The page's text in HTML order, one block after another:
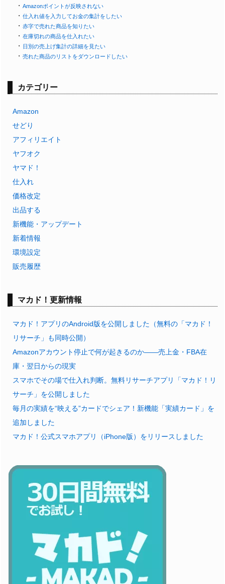
・ Amazonポイントが反映されない
・ 仕入れ値を入力してお金の集計をしたい
・ 赤字で売れた商品を知りたい
・ 在庫切れの商品を仕入れたい
・ 日別の売上げ集計の詳細を見たい
・ 売れた商品のリストをダウンロードしたい
カテゴリー
Amazon
せどり
アフィリエイト
ヤフオク
ヤマド！
仕入れ
価格改定
出品する
新機能・アップデート
新着情報
環境設定
販売履歴
マカド！更新情報
マカド！アプリのAndroid版を公開しました（無料の「マカド！
リサーチ」も同時公開）
Amazonアカウント停止で何が起きるのか——売上金・FBA在
庫・翌日からの現実
スマホでその場で仕入れ判断。無料リサーチアプリ「マカド！リ
サーチ」を公開しました
毎月の実績を“映える”カードでシェア！新機能「実績カード」を
追加しました
マカド！公式スマホアプリ（iPhone版）をリリースしました